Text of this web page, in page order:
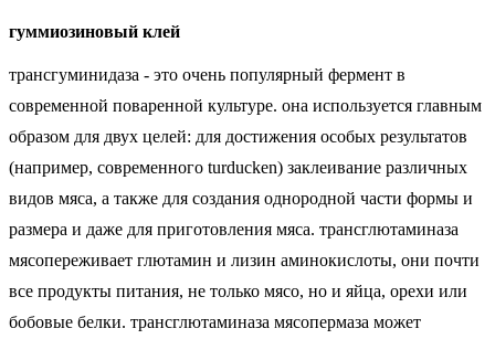
гуммиозиновый клей
трансгуминидаза - это очень популярный фермент в
современной поваренной культуре. она используется главным
образом для двух целей: для достижения особых результатов
(например, современного turducken) заклеивание различных
видов мяса, а также для создания однородной части формы и
размера и даже для приготовления мяса. трансглютаминаза
мясопереживает глютамин и лизин аминокислоты, они почти
все продукты питания, не только мясо, но и яйца, орехи или
бобовые белки. трансглютаминаза мясопермаза может